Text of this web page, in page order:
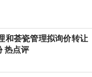
和荟瓷管理拟询价转让
热点评